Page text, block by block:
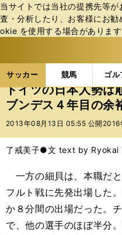
当サイトでは当社の提携先等
査・分析したり、お客様にお
okie を使⽤する場合がありま
サッカー 競馬 ゴル
ス
ポ
ル
バ
サッカーの記事一覧
ドイツの日本人勢は
ブンデス４年目の余
2013年08月13日 05:55 公開 2016
了戒美子●文 text by Ryokai
一方の細貝は、本職だ
フルト戦に先発出場した
か８分間の出場だった。
で、他の選手のほぼ半分